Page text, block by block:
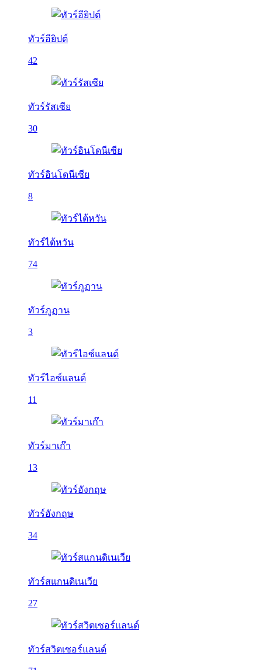
ทัวร์อียิปต์
42
ทัวร์รัสเซีย
30
ทัวร์อินโดนีเซีย
8
ทัวร์ไต้หวัน
74
ทัวร์ภูฏาน
3
ทัวร์ไอซ์แลนด์
11
ทัวร์มาเก๊า
13
ทัวร์อังกฤษ
34
ทัวร์สแกนดิเนเวีย
27
ทัวร์สวิตเซอร์แลนด์